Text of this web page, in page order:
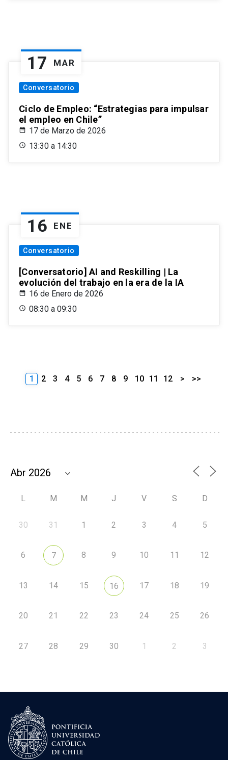
17 MAR
Conversatorio
Ciclo de Empleo: “Estrategias para impulsar
el empleo en Chile”
17 de Marzo de 2026
13:30 a 14:30
16 ENE
Conversatorio
[Conversatorio] AI and Reskilling | La
evolución del trabajo en la era de la IA
16 de Enero de 2026
08:30 a 09:30
1 2 3 4 5 6 7 8 9 10 11 12 > >>
L M M J V S D
30 31 1 2 3 4 5
6 7 8 9 10 11 12
13 14 15 16 17 18 19
20 21 22 23 24 25 26
27 28 29 30 1 2 3